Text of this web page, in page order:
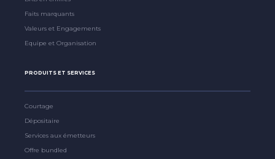
Faits marquants
Valeurs et Engagements
Equipe et Organisation
PRODUITS ET SERVICES
Courtage
Dépositaire
Services aux émetteurs
Offre bundled